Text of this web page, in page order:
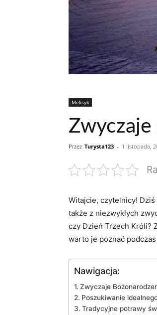
Meksyk
Przez Turysta123 - 1 listopada,
Witajcie, czytelnicy!
także z niezwykłych
czy Dzień Trzech Króli?
warto je poznać
Nawigacja:
Zwyczaje
Poszukiwanie
Tradycyjne potrawy